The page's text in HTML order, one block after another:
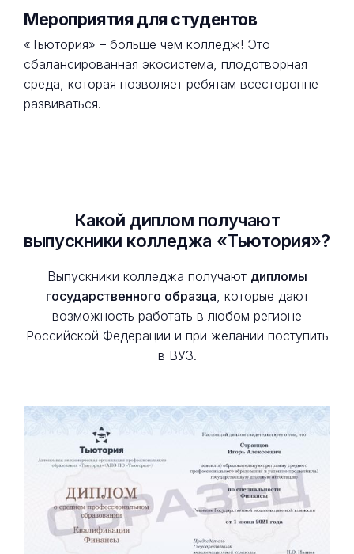
Мероприятия для студентов
«Тьютория» – больше чем колледж! Это
сбалансированная экосистема, плодотворная
среда, которая позволяет ребятам всесторонне
развиваться.
Какой диплом получают
выпускники колледжа «Тьютория»?
Выпускники колледжа получают дипломы
государственного образца, которые дают
возможность работать в любом регионе
Российской Федерации и при желании поступить
в ВУЗ.